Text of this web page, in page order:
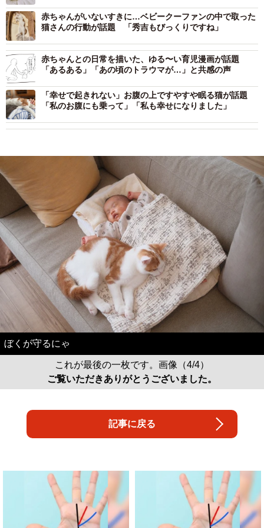
赤ちゃんがいないすきに…ベビークーファンの中で取った
猫さんの行動が話題 「秀吉もびっくりですね」
赤ちゃんとの日常を描いた、ゆる〜い育児漫画が話題
「あるある」「あの頃のトラウマが…」と共感の声
「幸せで起きれない」お腹の上ですやすや眠る猫が話題
「私のお腹にも乗って」「私も幸せになりました」
ぼくが守るにゃ
これが最後の一枚です。画像（4/4）
ご覧いただきありがとうございました。
記事に戻る